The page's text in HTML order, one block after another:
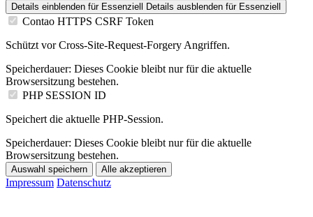
Details einblenden für Essenziell Details ausblenden für Essenziell
Contao HTTPS CSRF Token
Schützt vor Cross-Site-Request-Forgery Angriffen.
Speicherdauer: Dieses Cookie bleibt nur für die aktuelle
Browsersitzung bestehen.
PHP SESSION ID
Speichert die aktuelle PHP-Session.
Speicherdauer: Dieses Cookie bleibt nur für die aktuelle
Browsersitzung bestehen.
Auswahl speichern Alle akzeptieren
Impressum Datenschutz